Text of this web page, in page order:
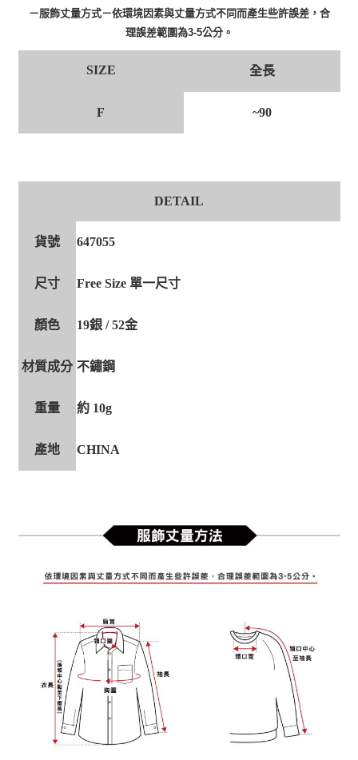
－服飾丈量方式－依環境因素與丈量方式不同而產生些許誤差，合
理誤差範圍為3-5公分。
SIZE 全長
F ~90
DETAIL
貨號 647055
尺寸 Free Size 單一尺寸
顏色 19銀 / 52金
材質成分 不鏽鋼
重量 約 10g
產地 CHINA